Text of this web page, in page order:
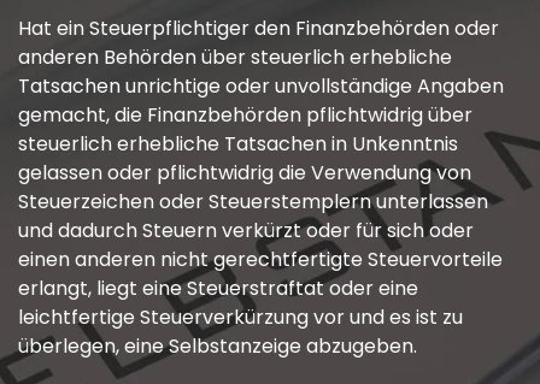
Hat ein Steuerpflichtiger den Finanzbehörden oder
anderen Behörden über steuerlich erhebliche
Tatsachen unrichtige oder unvollständige Angaben
gemacht, die Finanzbehörden pflichtwidrig über
steuerlich erhebliche Tatsachen in Unkenntnis
gelassen oder pflichtwidrig die Verwendung von
Steuerzeichen oder Steuerstemplern unterlassen
und dadurch Steuern verkürzt oder für sich oder
einen anderen nicht gerechtfertigte Steuervorteile
erlangt, liegt eine Steuerstraftat oder eine
leichtfertige Steuerverkürzung vor und es ist zu
überlegen, eine Selbstanzeige abzugeben.